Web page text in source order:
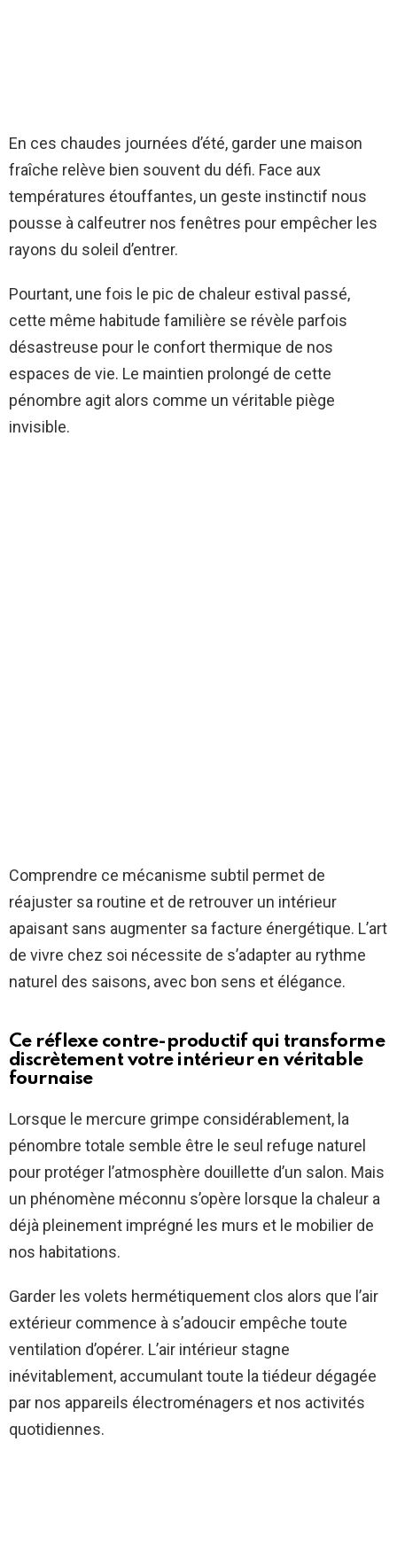
En ces chaudes journées d’été, garder une maison
fraîche relève bien souvent du défi. Face aux
températures étouffantes, un geste instinctif nous
pousse à calfeutrer nos fenêtres pour empêcher les
rayons du soleil d’entrer.
Pourtant, une fois le pic de chaleur estival passé,
cette même habitude familière se révèle parfois
désastreuse pour le confort thermique de nos
espaces de vie. Le maintien prolongé de cette
pénombre agit alors comme un véritable piège
invisible.
Comprendre ce mécanisme subtil permet de
réajuster sa routine et de retrouver un intérieur
apaisant sans augmenter sa facture énergétique. L’art
de vivre chez soi nécessite de s’adapter au rythme
naturel des saisons, avec bon sens et élégance.
Ce réflexe contre-productif qui transforme
discrètement votre intérieur en véritable
fournaise
Lorsque le mercure grimpe considérablement, la
pénombre totale semble être le seul refuge naturel
pour protéger l’atmosphère douillette d’un salon. Mais
un phénomène méconnu s’opère lorsque la chaleur a
déjà pleinement imprégné les murs et le mobilier de
nos habitations.
Garder les volets hermétiquement clos alors que l’air
extérieur commence à s’adoucir empêche toute
ventilation d’opérer. L’air intérieur stagne
inévitablement, accumulant toute la tiédeur dégagée
par nos appareils électroménagers et nos activités
quotidiennes.